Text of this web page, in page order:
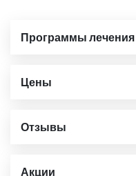
Программы лечения
Цены
Отзывы
Акции